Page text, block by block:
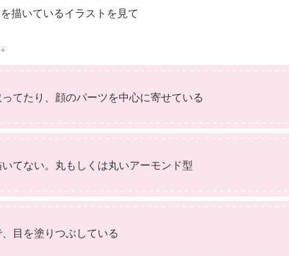
描いているイラストを見て
ってたり、顔のパーツを中心に寄せている
いてない。丸もしくは丸いアーモンド型
目を塗りつぶしている